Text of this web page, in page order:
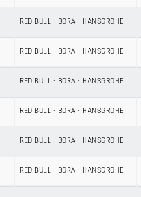
RED BULL - BORA - HANSGROHE
RED BULL - BORA - HANSGROHE
RED BULL - BORA - HANSGROHE
RED BULL - BORA - HANSGROHE
RED BULL - BORA - HANSGROHE
RED BULL - BORA - HANSGROHE